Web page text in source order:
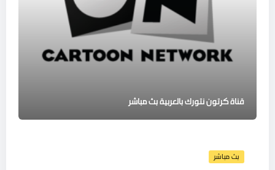
قناة كرتون نتورك بالعربية بث مباشر
بث مباشر